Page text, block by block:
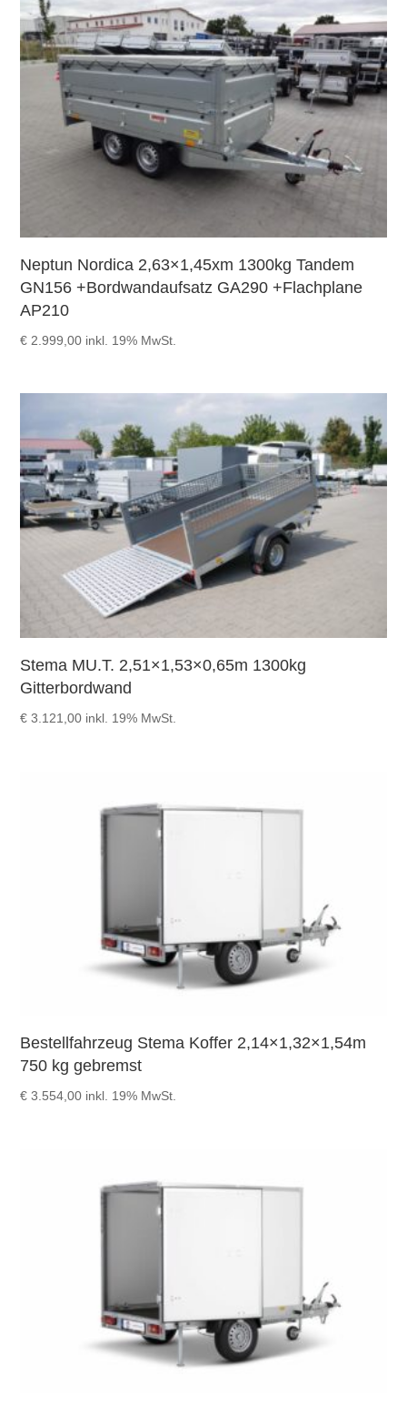
Neptun Nordica 2,63×1,45xm 1300kg Tandem
GN156 +Bordwandaufsatz GA290 +Flachplane
AP210
€ 2.999,00 inkl. 19% MwSt.
Stema MU.T. 2,51×1,53×0,65m 1300kg
Gitterbordwand
€ 3.121,00 inkl. 19% MwSt.
Bestellfahrzeug Stema Koffer 2,14×1,32×1,54m
750 kg gebremst
€ 3.554,00 inkl. 19% MwSt.